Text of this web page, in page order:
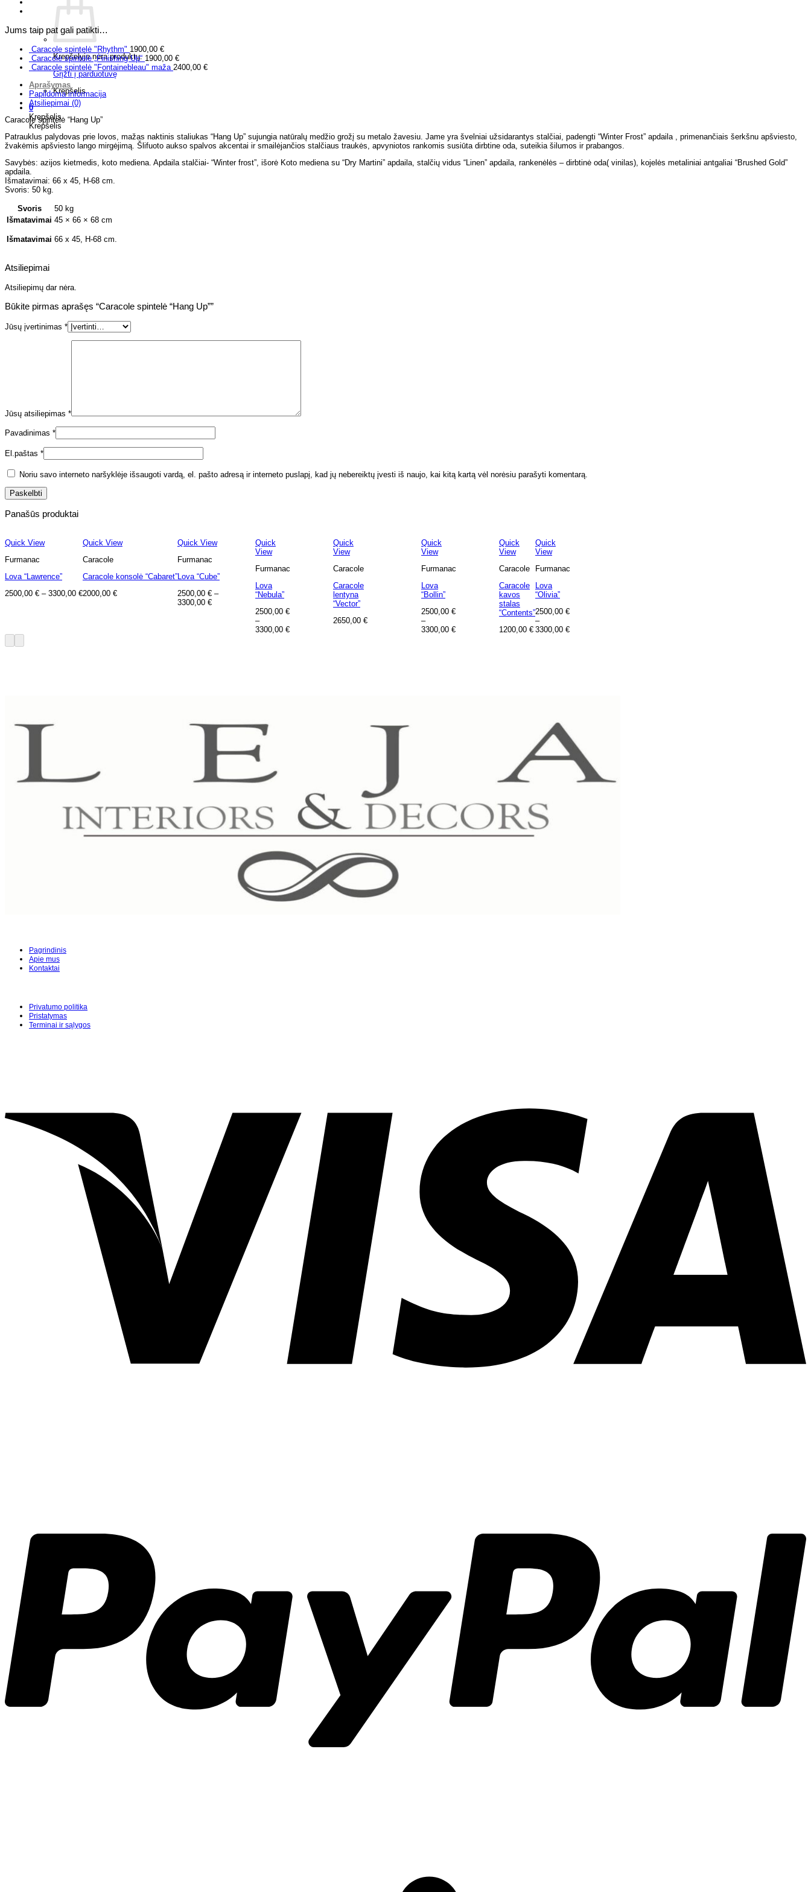
Krepšelyje nėra produktų.
Grįžti į parduotuvę
Krepšelis
0
Krepšelis
Krepšelis
Jums taip pat gali patikti…
Caracole spintelė "Rhythm" 1900,00 €
Caracole spintelė „Finishing Up“ 1900,00 €
Caracole spintelė "Fontainebleau" maža 2400,00 €
Aprašymas
Papildoma informacija
Atsiliepimai (0)
Caracole spintelė “Hang Up”
Patrauklus palydovas prie lovos, mažas naktinis staliukas “Hang Up” sujungia natūralų medžio grožį su metalo žavesiu. Jame yra švelniai užsidarantys stalčiai, padengti “Winter Frost” apdaila , primenančiais šerkšnu apšviesto,
žvakėmis apšviesto lango mirgėjimą. Šlifuoto aukso spalvos akcentai ir smailėjančios stalčiaus traukės, apvyniotos rankomis susiūta dirbtine oda, suteikia šilumos ir prabangos.
Savybės: azijos kietmedis, koto mediena. Apdaila stalčiai- “Winter frost”, išorė Koto mediena su “Dry Martini” apdaila, stalčių vidus “Linen” apdaila, rankenėlės – dirbtinė oda( vinilas), kojelės metaliniai antgaliai “Brushed Gold”
apdaila.
Išmatavimai: 66 x 45, H-68 cm.
Svoris: 50 kg.
Svoris
50 kg
Išmatavimai 45 × 66 × 68 cm
Išmatavimai 66 x 45, H-68 cm.
Atsiliepimai
Atsiliepimų dar nėra.
Būkite pirmas aprašęs “Caracole spintelė “Hang Up””
Jūsų įvertinimas *
Jūsų atsiliepimas *
Pavadinimas *
El.paštas *
Noriu savo interneto naršyklėje išsaugoti vardą, el. pašto adresą ir interneto puslapį, kad jų nebereiktų įvesti iš naujo, kai kitą kartą vėl norėsiu parašyti komentarą.
Panašūs produktai
Quick View
Furmanac
Lova “Lawrence”
2500,00 €– 3300,00 €
Quick View
Caracole
Caracole konsolė “Cabaret”
2000,00 €
Quick View
Furmanac
Lova “Cube”
2500,00 €–
3300,00 €
Quick
View
Furmanac
Lova
“Nebula”
2500,00 €
–
3300,00 €
Quick
View
Caracole
Caracole
lentyna
“Vector”
2650,00 €
Quick
View
Furmanac
Lova
“Bollin”
2500,00€
–
3300,00€
Quick
View
Caracole
Caracole
kavos
stalas
“Contents”
1200,00 €
Quick
View
Furmanac
Lova
“Olivia”
2500,00 €
–
3300,00 €
Pagrindinis
Apie mus
Kontaktai
Privatumo politika
Pristatymas
Terminai ir sąlygos